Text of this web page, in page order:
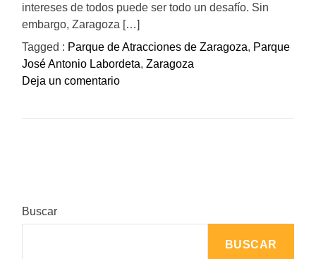
intereses de todos puede ser todo un desafío. Sin
embargo, Zaragoza […]
Tagged : Parque de Atracciones de Zaragoza, Parque
José Antonio Labordeta, Zaragoza
Deja un comentarioo
Buscar
BUSCAR